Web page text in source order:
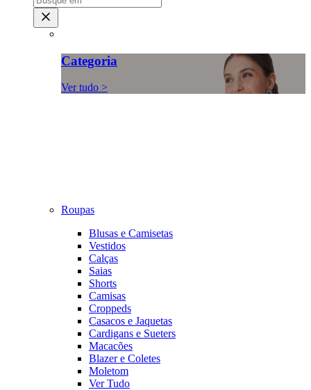
Categoria
Ver tudo >
Roupas
Blusas e Camisetas
Vestidos
Calças
Saias
Shorts
Camisas
Croppeds
Casacos e Jaquetas
Cardigans e Sueters
Macacões
Blazer e Coletes
Moletom
Ver Tudo